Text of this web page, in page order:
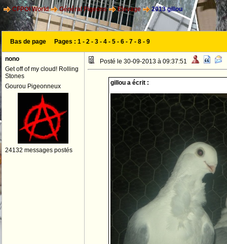
CFPOI World Général Pigeons Elevage 2013 gillou
Bas de page Pages : 1 - 2 - 3 - 4 - 5 - 6 - 7 - 8 - 9
nono
Get off of my cloud! Rolling
Stones
Gourou Pigeonneux
24132 messages postés
Posté le 30-09-2013 à 09:37:51
gillou a écrit :